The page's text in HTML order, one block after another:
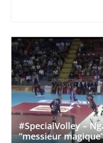
#SpecialVolley –
“messieur